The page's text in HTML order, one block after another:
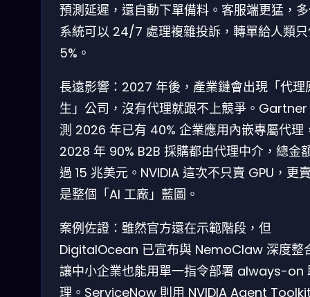
預測延遲，還自動下單備料。客服端更猛，
系統可以 24/7 處理複雜投訴，轉單給人類
5%。
長遠影響：2027 年後，產業鏈會出現「代理
生」公司，沒有代理就跟不上競爭。
測 2026 年已有 40% 企業應用內嵌專屬代理
2028 年 90% B2B 採購都由代理中介，總金
過 15 兆美元。NVIDIA 這次不只賣 GPU，更
是整個「AI 工廠」藍圖。
案例佐證：雖然官方還在示範階段，但
DigitalOcean 已宣布與 NemoClaw 深度整
讓中小企業也能用單一指令部署 always-on
理。ServiceNow 則用 NVIDIA Agent